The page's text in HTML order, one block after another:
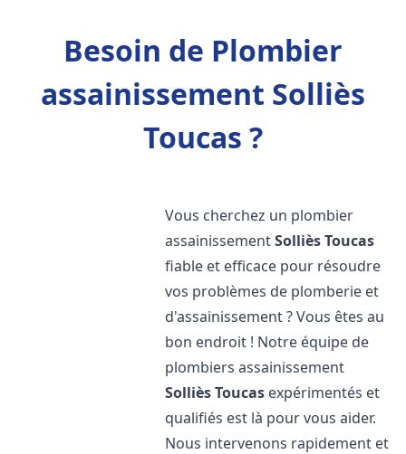
Besoin de Plombier
assainissement Solliès
Toucas ?
Vous cherchez un plombier
assainissementSolliès Toucas
fiable et efficace pour résoudre
vos problèmes de plomberie et
d'assainissement ? Vous êtes au
bon endroit ! Notre équipe de
plombiers assainissement
Solliès Toucas expérimentés et
qualifiés est là pour vous aider.
Nous intervenons rapidement et